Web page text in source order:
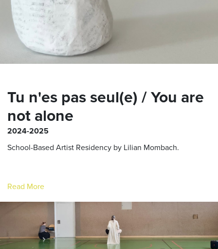
Tu n'es pas seul(e) / You are
not alone
2024-2025
School-Based Artist Residency by Lilian Mombach.
Read More